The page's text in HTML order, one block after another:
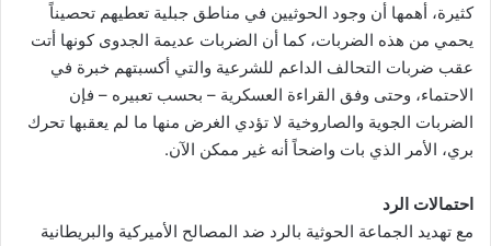
كثيرة، أهمها أن وجود الحوثيين في مناطق جبلية تعطيهم تحصيناً
يحمي من هذه الضربات، كما أن الضربات عديمة الجدوى كونها أتت
عقب ضربات التحالف الداعم للشرعية والتي أكسبتهم خبرة في
الاحتماء، وحتى وفق القراءة العسكرية – بحسب تعبيره – فإن
الضربات الجوية والصاروخية لا تؤدي الغرض منها ما لم يعقبها تحرك
بري، الأمر الذي بات واضحاً أنه غير ممكن الآن.
احتمالات الرد
مع تهديد الجماعة الحوثية بالرد ضد المصالح الأميركية والبريطانية